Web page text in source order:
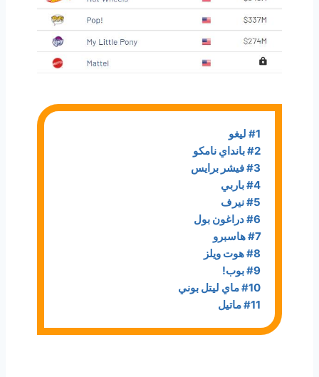
#1 ليغو
#2 بانداي نامكو
#3 فيشر برايس
#4 باربي
#5 نيرف
#6 دراغون بول
#7 هاسبرو
#8 هوت ويلز
#9 بوب!
#10 ماي ليتل بوني
#11 ماتيل